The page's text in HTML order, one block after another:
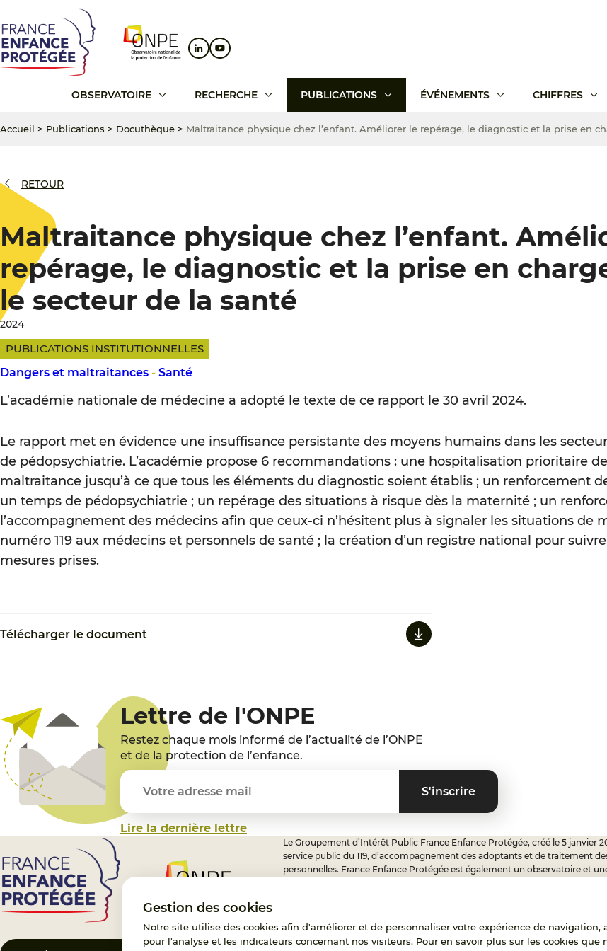
Gestion des cookies
Notre site utilise des cookies afin d'améliorer et de personnaliser votre expérience de navigation,
pour l'analyse et les indicateurs concernant nos visiteurs. Pour en savoir plus sur les cookies que
au
contenu
principal
au
menu
principal
au
pied
de
page
OBSERVATOIRE RECHERCHE PUBLICATIONS ÉVÉNEMENTS CHIFFRES
Accueil > Publications > Docuthèque > Maltraitance physique chez l’enfant. Améliorer le repérage, le diagnostic et la prise en
RETOUR
Maltraitance physique chez l’enfant.
repérage, le diagnostic et la prise en
le secteur de la santé
2024
PUBLICATIONS INSTITUTIONNELLES
Dangers et maltraitances - Santé
L’académie nationale de médecine a adopté le texte de ce rapport le 30 avril 2024.
Le rapport met en évidence une insuffisance persistante des moyens humains dans les
de pédopsychiatrie. L’académie propose 6 recommandations : une hospitalisation prioritaire
maltraitance jusqu’à ce que tous les éléments du diagnostic soient établis ; un renforcement
un temps de pédopsychiatrie ; un repérage des situations à risque dès la maternité ; un
l’accompagnement des médecins afin que ceux-ci n’hésitent plus à signaler les situations de
numéro 119 aux médecins et personnels de santé ; la création d’un registre national pour
mesures prises.
Télécharger le document
Lettre de l'ONPE
Restez chaque mois informé de l’actualité de l’ONPE
et de la protection de l’enfance.
Lire la dernière lettre
Le Groupement d’Intérêt Public France Enfance Protégée, créé le 5 janvier
service public du 119, d’accompagnement des adoptants et de traitement
personnelles. France Enfance Protégée est également un observatoire et